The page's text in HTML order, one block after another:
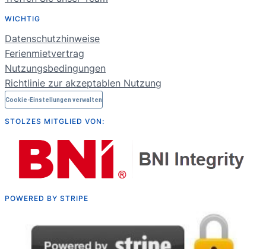
FR
NL
RU
WICHTIG
Datenschutzhinweise
Ferienmietvertrag
Nutzungsbedingungen
Richtlinie zur akzeptablen Nutzung
Cookie-Einstellungen verwalten
STOLZES MITGLIED VON:
POWERED BY STRIPE